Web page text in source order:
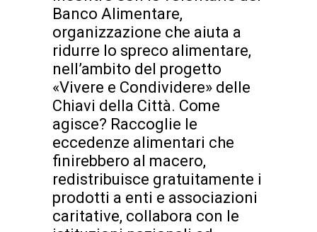
Banco Alimentare,
organizzazione che aiuta a
ridurre lo spreco alimentare,
nell’ambito del progetto
«Vivere e Condividere» delle
Chiavi della Città. Come
agisce? Raccoglie le
eccedenze alimentari che
finirebbero al macero,
redistribuisce gratuitamente i
prodotti a enti e associazioni
caritative, collabora con le